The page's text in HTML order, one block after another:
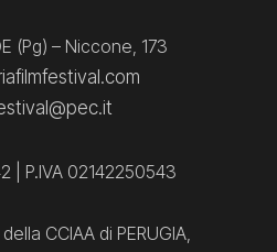
(Pg) – Niccone, 173
| P.IVA 02142250543
CCIAA di PERUGIA,